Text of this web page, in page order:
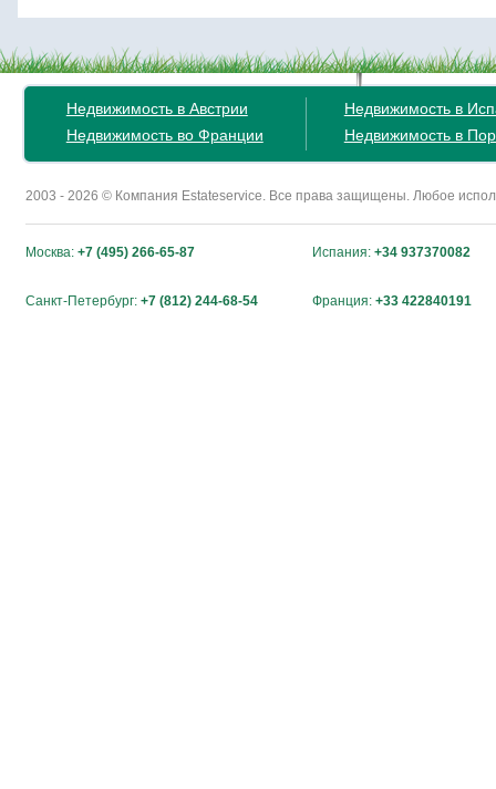
Недвижимость в Австрии
Недвижимость во Франции
Недвижимость в
Недвижимость в
2003 - 2026 © Компания Estateservice. Все права защищены. Любое
Москва: +7 (495) 266-65-87 Испания: +34 937370082
Санкт-Петербург: +7 (812) 244-68-54 Франция: +33 422840191